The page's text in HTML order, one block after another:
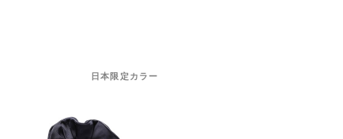
日本限定カラー